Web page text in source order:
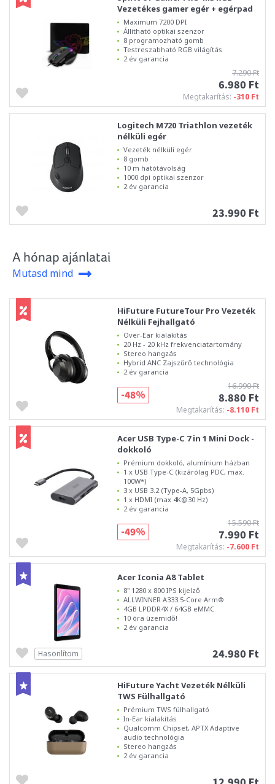
Vezetékes gamer egér + egérpad
Maximum 7200 DPI
Állítható optikai szenzor
8 programozható gomb
Testreszabható RGB világítás
2 év garancia
7.290 Ft
6.980 Ft
Megtakarítás: -310 Ft
Logitech M720 Triathlon vezeték
nélküli egér
Vezeték nélküli egér
8 gomb
10 m hatótávolság
1000 dpi optikai szenzor
2 év garancia
23.990 Ft
A hónap ajánlatai
Mutasd mind
HiFuture FutureTour Pro Vezeték
Nélküli Fejhallgató
Over-Ear kialakítás
20 Hz - 20 kHz frekvenciatartomány
Stereo hangzás
Hybrid ANC Zajszűrő technológia
2 év garancia
16.990 Ft
8.880 Ft
Megtakarítás: -8.110 Ft
-48%
Acer USB Type-C 7 in 1 Mini Dock -
dokkoló
Prémium dokkoló, alumínium házban
1 x USB Type-C (kizárólag PDC, max.
100W*)
3 x USB 3.2 (Type-A, 5Gpbs)
1 x HDMI (max 4K@30 Hz)
2 év garancia
15.590 Ft
7.990 Ft
Megtakarítás: -7.600 Ft
-49%
Acer Iconia A8 Tablet
8" 1280 x 800 IPS kijelző
ALLWINNER A333 5-Core Arm®
4GB LPDDR4X / 64GB eMMC
10 óra üzemidő!
2 év garancia
24.980 Ft
Hasonlítom
HiFuture Yacht Vezeték Nélküli
TWS Fülhallgató
Prémium TWS fülhallgató
In-Ear kialakítás
Qualcomm Chipset, APTX Adaptive
audio technológia
Stereo hangzás
2 év garancia